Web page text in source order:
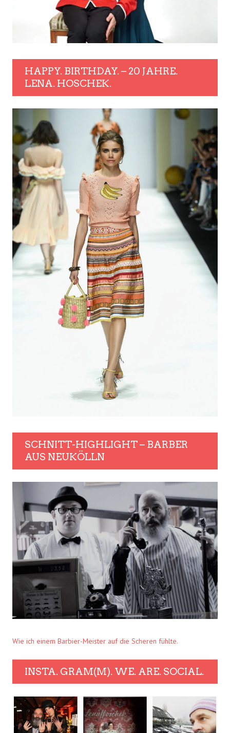
HAPPY. BIRTHDAY. – 20 JAHRE.
LENA. HOSCHEK.
SCHNITT-HIGHLIGHT – BARBER
AUS NEUKÖLLN
Wie ich einem Barbier-Meister auf die Scheren fühlte.
INSTA. GRAM(M). WE. ARE. SOCIAL.